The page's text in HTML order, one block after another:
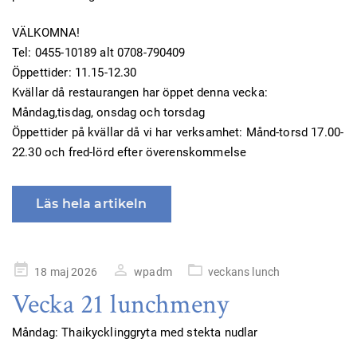
VÄLKOMNA!
Tel: 0455-10189 alt 0708-790409
Öppettider: 11.15-12.30
Kvällar då restaurangen har öppet denna vecka:
Måndag,tisdag, onsdag och torsdag
Öppettider på kvällar då vi har verksamhet: Månd-torsd 17.00-
22.30 och fred-lörd efter överenskommelse
Läs hela artikeln
Publicerad
18 maj 2026 wpadm veckans lunch
Vecka 21 lunchmeny
Måndag: Thaikycklinggryta med stekta nudlar